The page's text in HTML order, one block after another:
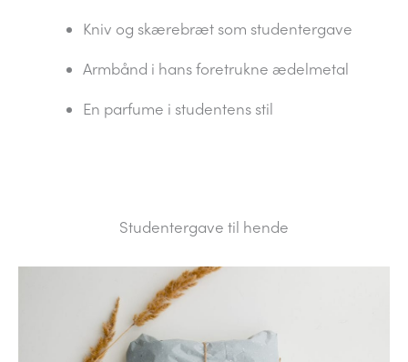
Kniv og skærebræt som studentergave
Armbånd i hans foretrukne ædelmetal
En parfume i studentens stil
Studentergave til hende